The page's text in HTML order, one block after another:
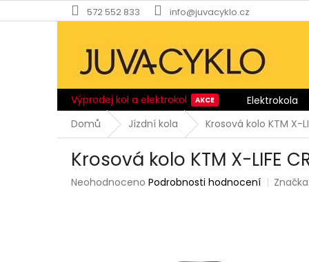
na
572 552 833 info@juvacyklo.cz
Výprodej kol a elektrokol Elektrokola
Domů
Jízdní kola Krosová kolo KTM X-
Krosová kolo KTM X-LIFE
Průměrné
Neohodnoceno Podrobnosti hodnocení